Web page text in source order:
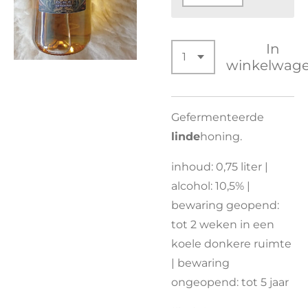
In
Gefermenteerde
lindehoning.
inhoud: 0,75 liter |
alcohol: 10,5% |
bewaring geopend:
tot 2 weken in een
koele donkere ruimte
| bewaring
ongeopend: tot 5 jaar